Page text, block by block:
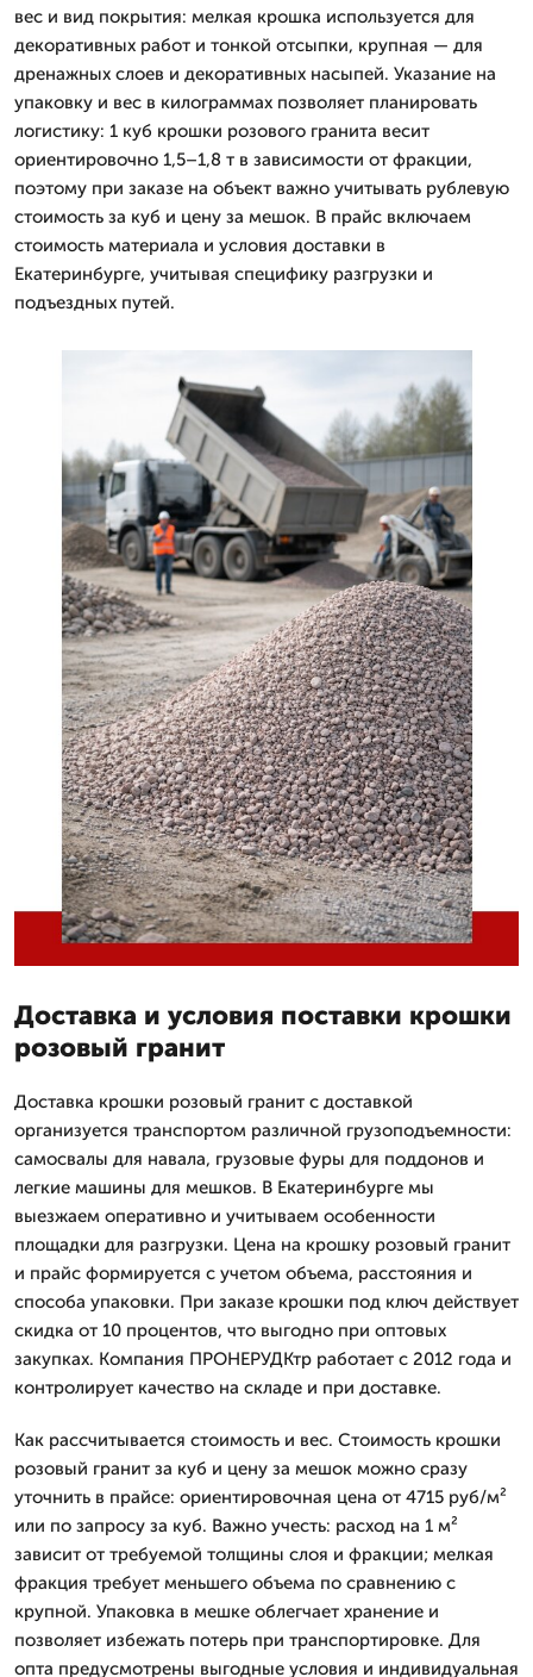
вес и вид покрытия: мелкая крошка используется для
декоративных работ и тонкой отсыпки, крупная — для
дренажных слоев и декоративных насыпей. Указание на
упаковку и вес в килограммах позволяет планировать
логистику: 1 куб крошки розового гранита весит
ориентировочно 1,5–1,8 т в зависимости от фракции,
поэтому при заказе на объект важно учитывать рублевую
стоимость за куб и цену за мешок. В прайс включаем
стоимость материала и условия доставки в
Екатеринбурге, учитывая специфику разгрузки и
подъездных путей.
Доставка и условия поставки крошки
розовый гранит
Доставка крошки розовый гранит с доставкой
организуется транспортом различной грузоподъемности:
самосвалы для навала, грузовые фуры для поддонов и
легкие машины для мешков. В Екатеринбурге мы
выезжаем оперативно и учитываем особенности
площадки для разгрузки. Цена на крошку розовый гранит
и прайс формируется с учетом объема, расстояния и
способа упаковки. При заказе крошки под ключ действует
скидка от 10 процентов, что выгодно при оптовых
закупках. Компания ПРОНЕРУДКтр работает с 2012 года и
контролирует качество на складе и при доставке.
Как рассчитывается стоимость и вес. Стоимость крошки
розовый гранит за куб и цену за мешок можно сразу
уточнить в прайсе: ориентировочная цена от 4715 руб/м²
или по запросу за куб. Важно учесть: расход на 1 м²
зависит от требуемой толщины слоя и фракции; мелкая
фракция требует меньшего объема по сравнению с
крупной. Упаковка в мешке облегчает хранение и
позволяет избежать потерь при транспортировке. Для
опта предусмотрены выгодные условия и индивидуальная